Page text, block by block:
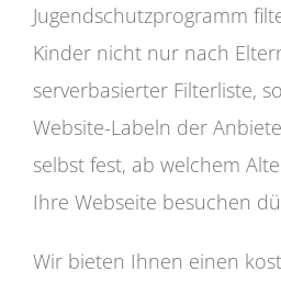
Jugendschutzprogramm
Kinder nicht nur nach
serverbasierter Filterliste,
Website-Labeln der
selbst fest, ab welchem
Ihre Webseite besuchen
Wir bieten Ihnen einen